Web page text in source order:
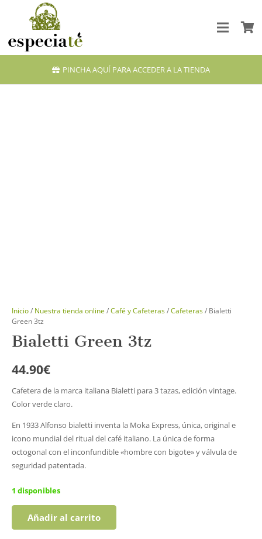
PINCHA AQUÍ PARA ACCEDER A LA TIENDA
Inicio/ Nuestra tienda online/Café y Cafeteras/Cafeteras/ Bialetti
Green 3tz
Bialetti Green 3tz
44.90€
Cafetera de la marca italiana Bialetti para 3 tazas, edición vintage.
Color verde claro.
En 1933 Alfonso bialetti inventa la Moka Express, única, original e
icono mundial del ritual del café italiano. La única de forma
octogonal con el inconfundible «hombre con bigote» y válvula de
seguridad patentada.
1 disponibles
BialettiAñadir al carrito